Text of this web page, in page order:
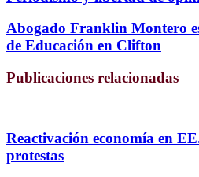
Abogado Franklin Montero
de Educación en Clifton
Publicaciones relacionadas
Reactivación economía en
protestas